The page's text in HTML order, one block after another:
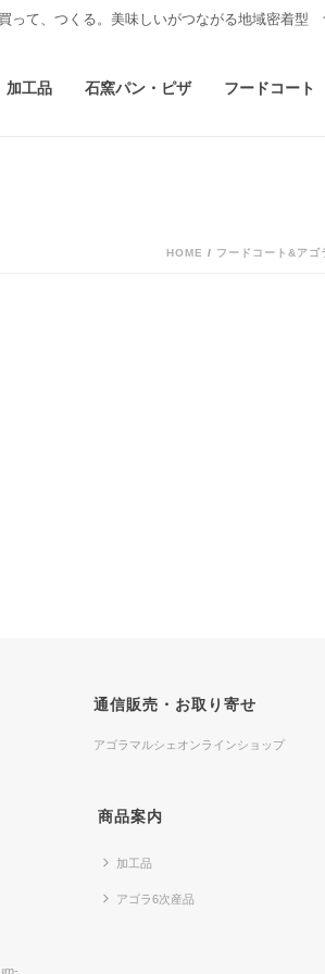
て、つくる。美味しいがつながる地域密着型
加工品 石窯パン・ピザ フードコート
HOME / フードコート&アゴ
通信販売・お取り寄せ
アゴラマルシェオンラインショップ
商品案内
加工品
アゴラ6次産品